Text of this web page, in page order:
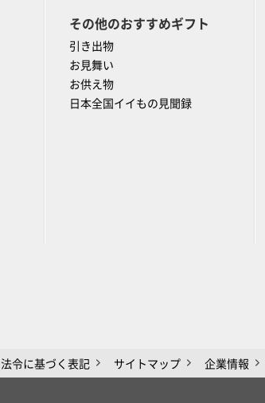
その他のおすすめギフト
引き出物
お見舞い
お供え物
日本全国イイもの見聞録
法令に基づく表記 サイトマップ 企業情報